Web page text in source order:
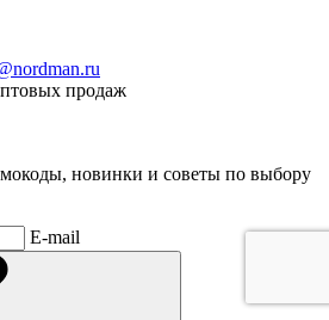
продаж
новинки и советы по выбору
E-mail